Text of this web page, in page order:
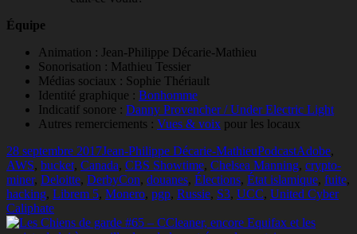
Équipe
Animation : Jean-Philippe Décarie-Mathieu
Sonorisation : Mathieu Tessier
Médias sociaux : Sophie Thériault
Identité graphique : Bonhomme
Indicatif sonore : Danny Provencher / Under Electric Light
Autres remerciements : Vues & voix pour les locaux
Publié
le
28 septembre 2017Auteur
Jean-Philippe Décarie-MathieuCatégories
PodcastMots-
clés
Adobe,
AWS, bucket, Canada, CBS Showtime, Chelsea Manning, crypto-
miner, Deloitte, DerbyCon, douanes, Élections, État islamique, fuite,
hacking, Librem 5, Monero, pgp, Russie, S3, UCC, United Cyber
Caliphate